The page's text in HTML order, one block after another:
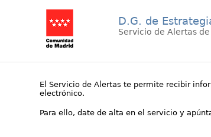
D.G. de
Servicio de Alertas
El Servicio de Alertas te permite recibir
electrónico.
Para ello, date de alta en el servicio y